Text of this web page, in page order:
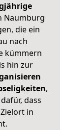
Naumburg
die ein
nach
kümmern
hin zur
,
dass
in